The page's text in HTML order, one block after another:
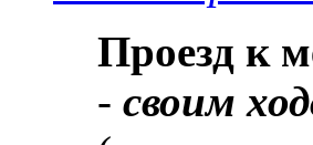
Проезд к
- своим